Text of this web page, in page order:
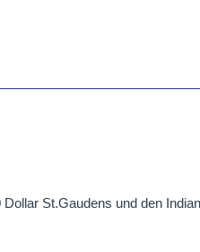
St.Gaudens und den